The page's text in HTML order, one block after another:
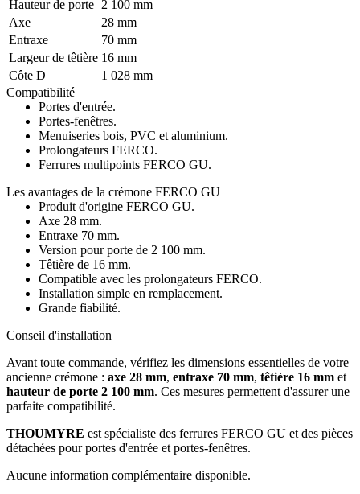
Hauteur de porte 2 100 mm
Axe
28 mm
Entraxe
70 mm
Largeur de têtière 16 mm
Côte D
1 028 mm
Compatibilité
Portes d'entrée.
Portes-fenêtres.
Menuiseries bois, PVC et aluminium.
Prolongateurs FERCO.
Ferrures multipoints FERCO GU.
Les avantages de la crémone FERCO GU
Produit d'origine FERCO GU.
Axe 28 mm.
Entraxe 70 mm.
Version pour porte de 2 100 mm.
Têtière de 16 mm.
Compatible avec les prolongateurs FERCO.
Installation simple en remplacement.
Grande fiabilité.
Conseil d'installation
Avant toute commande, vérifiez les dimensions essentielles de votre
ancienne crémone : axe 28 mm, entraxe 70 mm, têtière 16 mm et
hauteur de porte 2 100 mm. Ces mesures permettent d'assurer une
parfaite compatibilité.
THOUMYRE est spécialiste des ferrures FERCO GU et des pièces
détachées pour portes d'entrée et portes-fenêtres.
Aucune information complémentaire disponible.